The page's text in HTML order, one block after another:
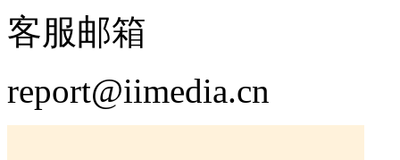
客服邮箱
report@iimedia.cn